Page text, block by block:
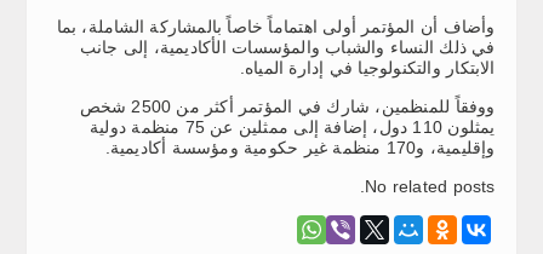
وأضاف أن المؤتمر أولى اهتماماً خاصاً بالمشاركة الشاملة، بما
في ذلك النساء والشباب والمؤسسات الأكاديمية، إلى جانب
الابتكار والتكنولوجيا في إدارة المياه.
ووفقاً للمنظمين، شارك في المؤتمر أكثر من 2500 شخص
يمثلون 110 دول، إضافة إلى ممثلين عن 75 منظمة دولية
وإقليمية، و170 منظمة غير حكومية ومؤسسة أكاديمية.
No related posts.